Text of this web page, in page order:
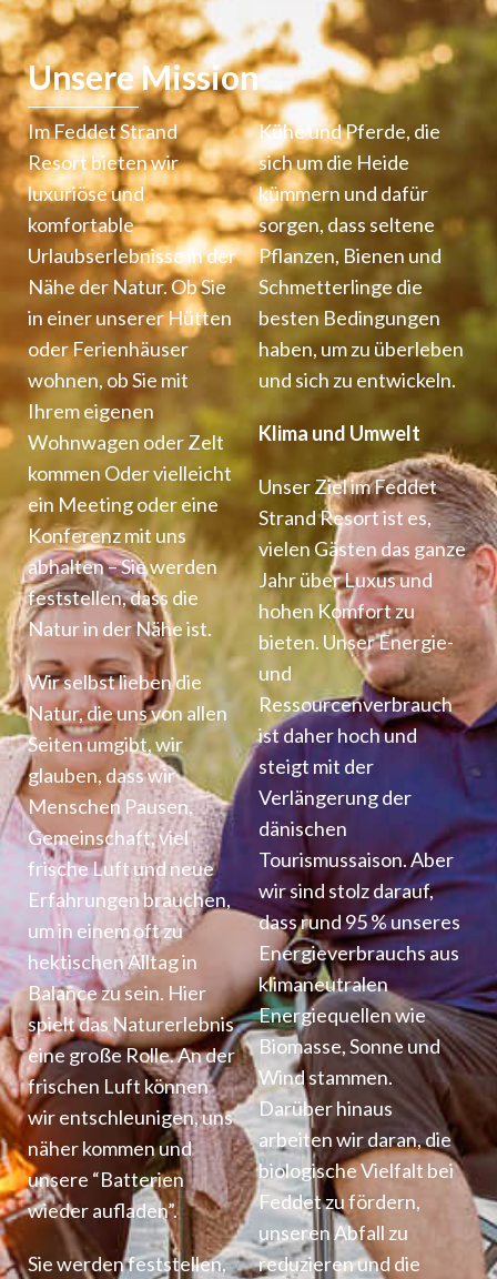
Unsere Mission
Im Feddet Strand
Resort bieten wir
luxuriöse und
komfortable
Urlaubserlebnisse in der
Nähe der Natur. Ob Sie
in einer unserer Hütten
oder Ferienhäuser
wohnen, ob Sie mit
Ihrem eigenen
Wohnwagen oder Zelt
kommen Oder vielleicht
ein Meeting oder eine
Konferenz mit uns
abhalten – Sie werden
feststellen, dass die
Natur in der Nähe ist.
Wir selbst lieben die
Natur, die uns von allen
Seiten umgibt, wir
glauben, dass wir
Menschen Pausen,
Gemeinschaft, viel
frische Luft und neue
Erfahrungen brauchen,
um in einem oft zu
hektischen Alltag in
Balance zu sein. Hier
spielt das Naturerlebnis
eine große Rolle. An der
frischen Luft können
wir entschleunigen, uns
näher kommen und
unsere “Batterien
wieder aufladen”.
Sie werden feststellen,
Kühe und Pferde, die
sich um die Heide
kümmern und dafür
sorgen, dass seltene
Pflanzen, Bienen und
Schmetterlinge die
besten Bedingungen
haben, um zu überleben
und sich zu entwickeln.
Klima und Umwelt
Unser Ziel im Feddet
Strand Resort ist es,
vielen Gästen das ganze
Jahr über Luxus und
hohen Komfort zu
bieten. Unser Energie-
und
Ressourcenverbrauch
ist daher hoch und
steigt mit der
Verlängerung der
dänischen
Tourismussaison. Aber
wir sind stolz darauf,
dass rund 95 % unseres
Energieverbrauchs aus
klimaneutralen
Energiequellen wie
Biomasse, Sonne und
Wind stammen.
Darüber hinaus
arbeiten wir daran, die
biologische Vielfalt bei
Feddet zu fördern,
unseren Abfall zu
reduzieren und die